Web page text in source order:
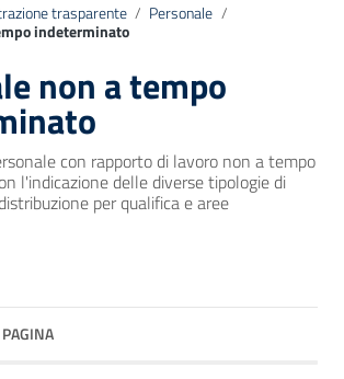
trasparente / Personale /
indeterminato
non a tempo
con rapporto di lavoro non a tempo
l'indicazione delle diverse tipologie di
per qualifica e aree